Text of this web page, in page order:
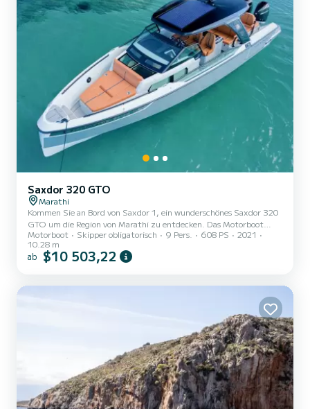
Saxdor 320 GTO
Marathi
Kommen Sie an Bord von Saxdor 1, ein wunderschönes Saxdor 320
GTO um die Region von Marathi zu entdecken. Das Motorboot
wurde 2021 gebaut und verspricht hohen Komfort auf See. Das
Boot hat 1 Kabinen mit allem Komfort und eine Kapazität von 9
Personen. Mit einer Gesamtlänge von 10 Metern wird es Ihr
GTO ist ausgestattet mit 1 Toiletten mit Dusche. Es ist unter
Motorboot Skipper obligatorisch 9 Pers. 608 PS
2021
10.28 m
ab $10 503,22